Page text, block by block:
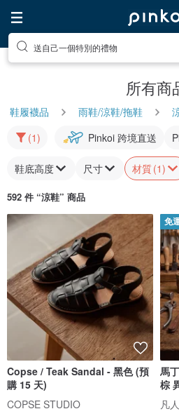
送自己一個特別的禮物
所有商
鞋履襪品 雨鞋/涼鞋/拖鞋
(1)
Pinkoi 跨境直送
鞋底高度 尺寸 材質(1)
592 件 “涼鞋” 商品
Copse / Teak Sandal - 黑色 (預
購 15 天)
COPSE STUDIO
免
馬
棕
凡